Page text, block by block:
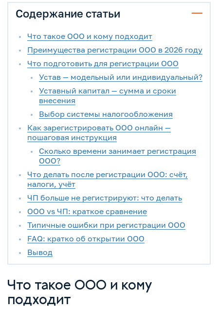
Содержание статьи
Что такое ООО и кому подходит
Преимущества регистрации ООО в 2026 году
Что подготовить для регистрации ООО
Устав — модельный или индивидуальный?
Уставный капитал — сумма и сроки
внесения
Выбор системы налогообложения
Как зарегистрировать ООО онлайн —
пошаговая инструкция
Сколько времени занимает регистрация
ООО?
Что делать после регистрации ООО: счёт,
налоги, учёт
ЧП больше не регистрируют: что делать
ООО vs ЧП: краткое сравнение
Типичные ошибки при регистрации ООО
FAQ: кратко об открытии ООО
Вывод
Что такое ООО и кому
подходит